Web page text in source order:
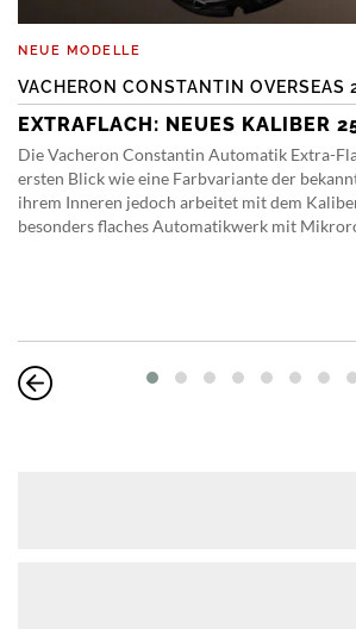
NEUE MODELLE
VACHERON CONSTANTIN OVERSEAS
EXTRAFLACH: NEUES KALIBER
Die Vacheron Constantin Automatik Extra-
ersten Blick wie eine Farbvariante der
ihrem Inneren jedoch arbeitet mit dem
besonders flaches Automatikwerk mit